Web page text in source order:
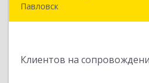
Павловск
Клиентов на